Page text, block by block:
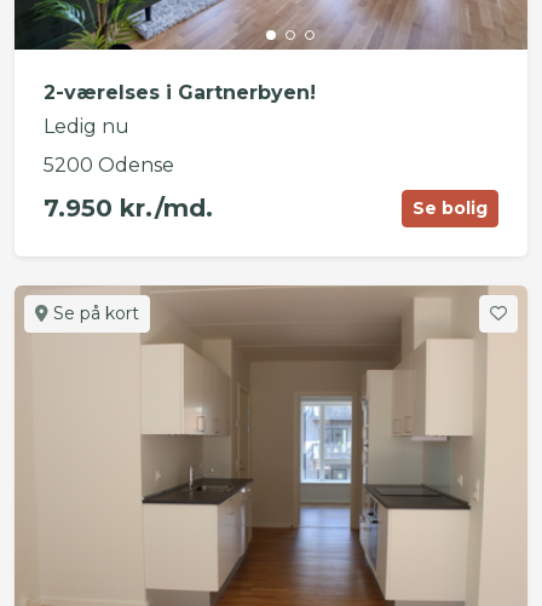
2-værelses i Gartnerbyen!
Ledig nu
5200 Odense
7.950 kr./md. Se bolig
Se på kort